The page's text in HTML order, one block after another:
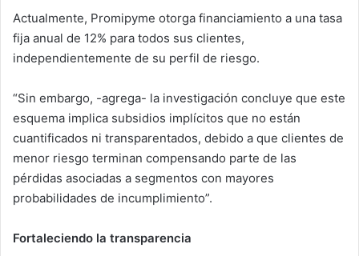
Actualmente, Promipyme otorga financiamiento a una tasa
fija anual de 12% para todos sus clientes,
independientemente de su perfil de riesgo.
“Sin embargo, -agrega- la investigación concluye que este
esquema implica subsidios implícitos que no están
cuantificados ni transparentados, debido a que clientes de
menor riesgo terminan compensando parte de las
pérdidas asociadas a segmentos con mayores
probabilidades de incumplimiento”.
Fortaleciendo la transparencia